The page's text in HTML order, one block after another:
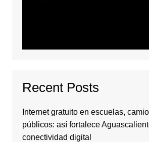
Recent Posts
Internet gratuito en escuelas,
públicos: así fortalece
conectividad digital